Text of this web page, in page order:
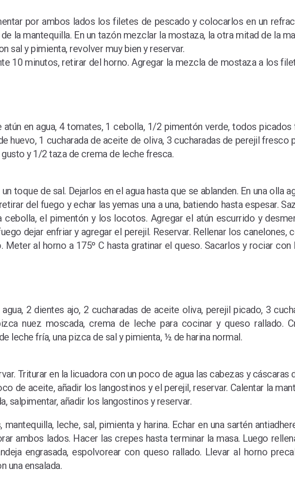
por ambos lados los filetes de pescado y colocarlos en un
la mantequilla. En un tazón mezclar la mostaza, la otra mitad de la
sal y pimienta, revolver muy bien y reservar.
10 minutos, retirar del horno. Agregar la mezcla de mostaza a los
en agua, 4 tomates, 1 cebolla, 1/2 pimentón verde, todos
huevo, 1 cucharada de aceite de oliva, 3 cucharadas de perejil fresco
y 1/2 taza de crema de leche fresca.
toque de sal. Dejarlos en el agua hasta que se ablanden. En una olla
del fuego y echar las yemas una a una, batiendo hasta espesar.
el pimentón y los locotos. Agregar el atún escurrido y
dejar enfriar y agregar el perejil. Reservar. Rellenar los canelones,
Meter al horno a 175º C hasta gratinar el queso. Sacarlos y rociar
2 dientes ajo, 2 cucharadas de aceite oliva, perejil picado, 3
nuez moscada, crema de leche para cocinar y queso rallado.
leche fría, una pizca de sal y pimienta, ½ de harina normal.
Triturar en la licuadora con un poco de agua las cabezas y
de aceite, añadir los langostinos y el perejil, reservar. Calentar la
salpimentar, añadir los langostinos y reservar.
leche, sal, pimienta y harina. Echar en una sartén
ambos lados. Hacer las crepes hasta terminar la masa. Luego
engrasada, espolvorear con queso rallado. Llevar al horno
una ensalada.